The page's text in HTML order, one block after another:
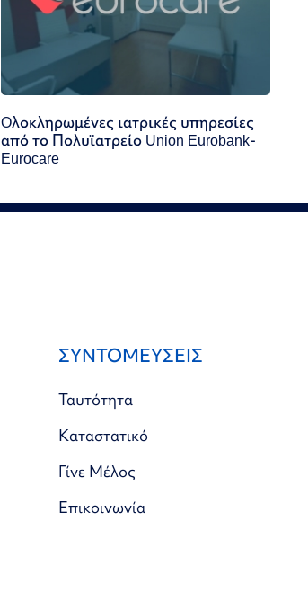
Oλοκληρωμένες ιατρικές υπηρεσίες
από το Πολυϊατρείο Union Eurobank-
Eurocare
ΣΥΝΤΟΜΕΥΣΕΙΣ
Ταυτότητα
Καταστατικό
Γίνε Μέλος
Επικοινωνία